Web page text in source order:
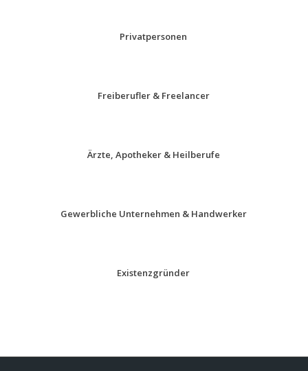
Privatpersonen
Freiberufler & Freelancer
Ärzte, Apotheker & Heilberufe
Gewerbliche Unternehmen & Handwerker
Existenzgründer